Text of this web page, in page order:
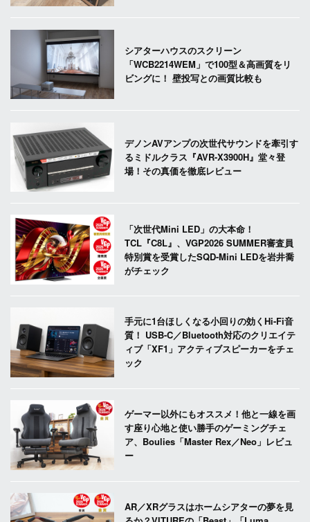
シアターハウスのスクリーン
「WCB2214WEM」で100型＆高画質をリ
ビングに！ 壁投写との画質比較も
デノンAVアンプの次世代サウンドを牽引す
るミドルクラス『AVR-X3900H』堂々登
場！その真価を徹底レビュー
「次世代Mini LED」の大本命！
TCL『C8L』、VGP2026 SUMMER審査員
特別賞を受賞したSQD-Mini LEDを岩井喬
がチェック
手元に1台ほしくなる小回りの効くHi-Fi音
質！ USB-C／Bluetooth対応のクリエイテ
ィブ「XF1」アクティブスピーカーをチェ
ック
ゲーマー以外にもオススメ！他と一線を画
す座り心地と使い勝手のゲーミングチェ
ア、Boulies「Master Rex／Neo」レビュ
ー
AR／XRグラスはホームシアターの夢を見